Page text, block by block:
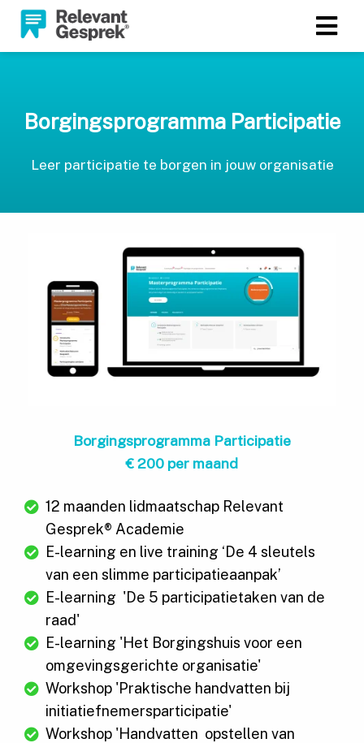
Borgingsprogramma Participatie
Leer participatie te borgen in jouw organisatie
Borgingsprogramma Participatie
€ 200 per maand
12 maanden lidmaatschap Relevant
Gesprek® Academie
E-learning en live training ‘De 4 sleutels
van een slimme participatieaanpak’
E-learning 'De 5 participatietaken van de
raad'
E-learning 'Het Borgingshuis voor een
omgevingsgerichte organisatie'
Workshop 'Praktische handvatten bij
initiatiefnemersparticipatie'
Workshop 'Handvatten opstellen van